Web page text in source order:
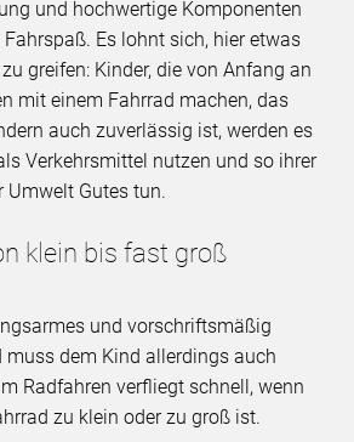
und hochwertige Komponenten
Es lohnt sich, hier etwas
greifen: Kinder, die von Anfang an
mit einem Fahrrad machen, das
auch zuverlässig ist, werden es
Verkehrsmittel nutzen und so ihrer
Umwelt Gutes tun.
klein bis fast groß
und vorschriftsmäßig
muss dem Kind allerdings auch
Radfahren verfliegt schnell, wenn
zu klein oder zu groß ist.